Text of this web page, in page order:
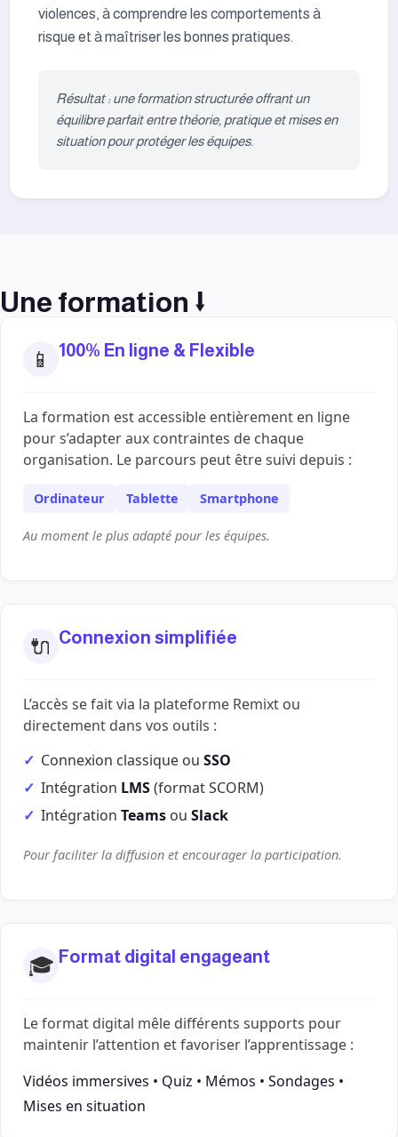
violences, à comprendre les comportements à
risque et à maîtriser les bonnes pratiques.
Résultat : une formation structurée offrant un
équilibre parfait entre théorie, pratique et mises en
situation pour protéger les équipes.
Une formation ⭣
📱 100% En ligne & Flexible
La formation est accessible entièrement en ligne
pour s’adapter aux contraintes de chaque
organisation. Le parcours peut être suivi depuis :
Ordinateur Tablette Smartphone
Au moment le plus adapté pour les équipes.
🔌 Connexion simplifiée
L’accès se fait via la plateforme Remixt ou
directement dans vos outils :
Connexion classique ou SSO
Intégration LMS(format SCORM)
Intégration Teams ou Slack
Pour faciliter la diffusion et encourager la participation.
🎓 Format digital engageant
Le format digital mêle différents supports pour
maintenir l’attention et favoriser l’apprentissage :
Vidéos immersives • Quiz • Mémos • Sondages •
Mises en situation